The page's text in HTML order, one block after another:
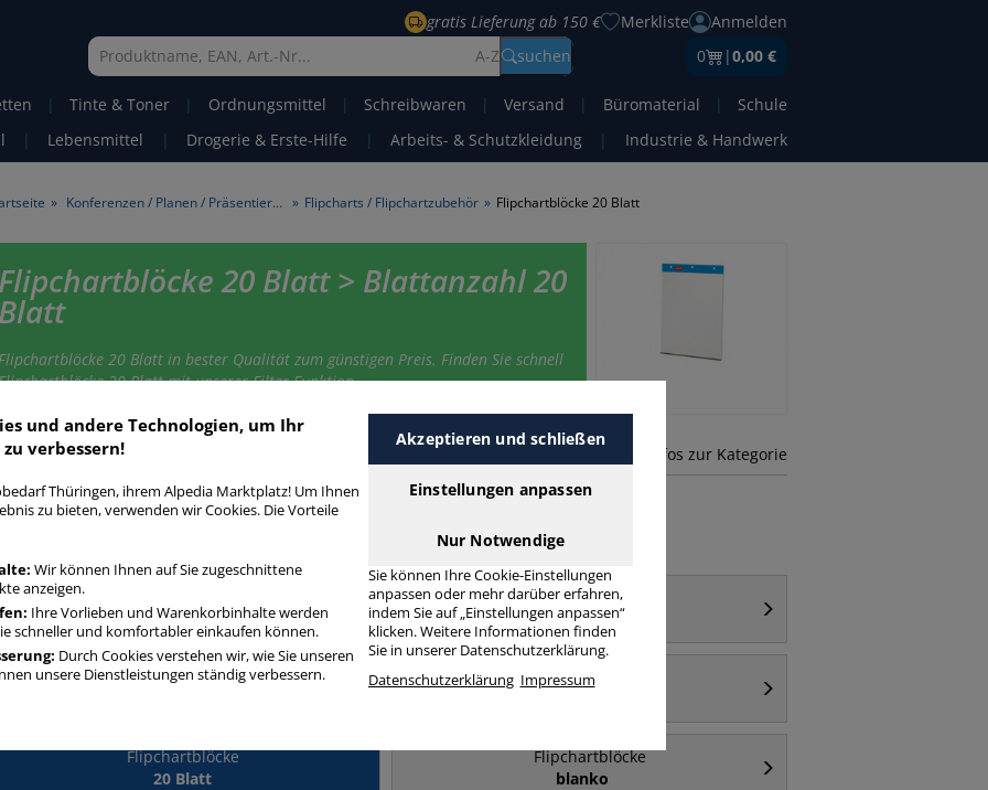
gratis Lieferung ab 150 € Merkliste
Anmelden
A-Z
suchen 0 |0,00 €
| Tinte & Toner | Ordnungsmittel | Schreibwaren | Versand | Büromaterial |
Schule
| Lebensmittel | Drogerie & Erste-Hilfe | Arbeits- & Schutzkleidung | Industrie & Handwerk
» Konferenzen / Planen / Präsentieren » Flipcharts / Flipchartzubehör » Flipchartblöcke 20 Blatt
Flipchartblöcke 20 Blatt > Blattanzahl 20
Blatt
Flipchartblöcke 20 Blatt in bester Qualität zum günstigen Preis. Finden Sie schnell
20 Blatt mit unserer Filter-Funktion.
20 Blatt mehr Infos zur Kategorie
Häufig gesucht
kariert
Flipchartblöcke
kariert / blanko
Flipchartblöcke
Flipchartblöcke
Flipchartblöcke
20 Blatt
Flipchartblöcke
blanko
und andere Technologien, um Ihr
verbessern!
Thüringen, ihrem Alpedia Marktplatz! Um Ihnen
zu bieten, verwenden wir Cookies. Die Vorteile
Wir können Ihnen auf Sie zugeschnittene
anzeigen.
Ihre Vorlieben und Warenkorbinhalte werden
schneller und komfortabler einkaufen können.
Durch Cookies verstehen wir, wie Sie unseren
unsere Dienstleistungen ständig verbessern.
Akzeptieren und schließen
Einstellungen anpassen
Nur Notwendige
Sie können Ihre Cookie-Einstellungen
anpassen oder mehr darüber erfahren,
indem Sie auf „Einstellungen anpassen“
klicken. Weitere Informationen finden
Sie in unserer Datenschutzerklärung.
Datenschutzerklärung Impressum